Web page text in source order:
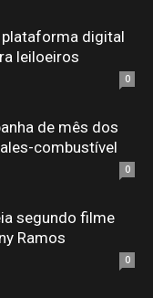
plataforma digital
leiloeiros
0
de mês dos
combustível
0
segundo filme
Ramos
0